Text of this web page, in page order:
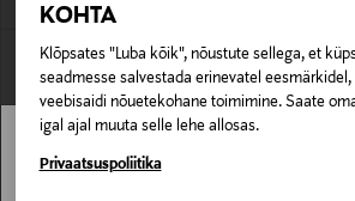
KOHTA
Klõpsates "Luba kõik", nõustute sellega, et
seadmesse salvestada erinevatel eesmärkidel,
veebisaidi nõuetekohane toimimine. Saate
igal ajal muuta selle lehe allosas.
Privaatsuspoliitika
Stockmann pole Sinu riigis